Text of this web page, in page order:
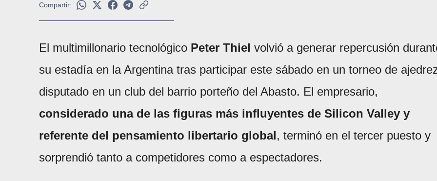
Compartir:
El multimillonario tecnológico Peter Thiel volvió a generar repercusión
su estadía en la Argentina tras participar este sábado en un torneo de
disputado en un club del barrio porteño del Abasto. El empresario,
considerado una de las figuras más influyentes de Silicon Valley y
referente del pensamiento libertario global, terminó en el tercer puesto y
sorprendió tanto a competidores como a espectadores.